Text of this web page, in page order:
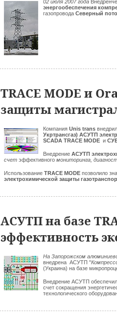
02 июля 2007 года
энергообеспечения
газопровода Северный
TRACE MODE и
защиты
Компания Unis trans
Укртрансгаз) АСУТП
SCADA TRACE MODE и
Внедрение АСУТП
счет эффективного мониторинга,
Использование TRACE MODE позволило
электрохимической защиты
АСУТП на базе
эффективность
На Запорожском
внедрена АСУТП "
(Украина) на базе
Внедрение АСУТП
счет сокращения
технологического